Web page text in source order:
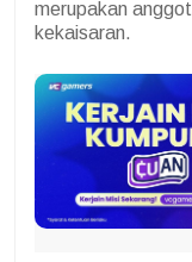
merupakan
kekaisaran.